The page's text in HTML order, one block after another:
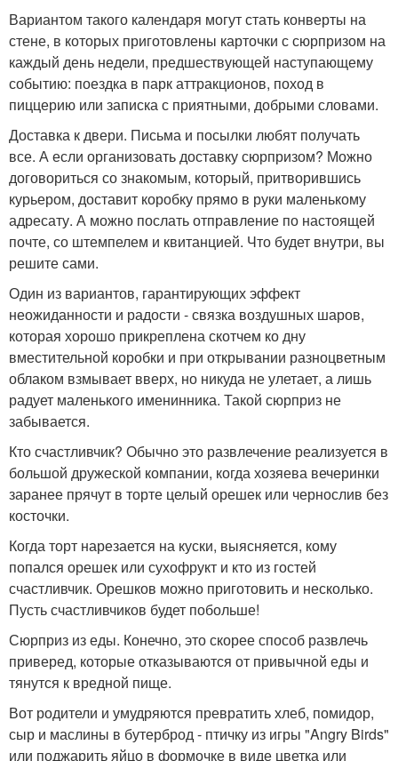
Вариантом такого календаря могут стать конверты на
стене, в которых приготовлены карточки с сюрпризом на
каждый день недели, предшествующей наступающему
событию: поездка в парк аттракционов, поход в
пиццерию или записка с приятными, добрыми словами.
Доставка к двери. Письма и посылки любят получать
все. А если организовать доставку сюрпризом? Можно
договориться со знакомым, который, притворившись
курьером, доставит коробку прямо в руки маленькому
адресату. А можно послать отправление по настоящей
почте, со штемпелем и квитанцией. Что будет внутри, вы
решите сами.
Один из вариантов, гарантирующих эффект
неожиданности и радости - связка воздушных шаров,
которая хорошо прикреплена скотчем ко дну
вместительной коробки и при открывании разноцветным
облаком взмывает вверх, но никуда не улетает, а лишь
радует маленького именинника. Такой сюрприз не
забывается.
Кто счастливчик? Обычно это развлечение реализуется в
большой дружеской компании, когда хозяева вечеринки
заранее прячут в торте целый орешек или чернослив без
косточки.
Когда торт нарезается на куски, выясняется, кому
попался орешек или сухофрукт и кто из гостей
счастливчик. Орешков можно приготовить и несколько.
Пусть счастливчиков будет побольше!
Сюрприз из еды. Конечно, это скорее способ развлечь
приверед, которые отказываются от привычной еды и
тянутся к вредной пище.
Вот родители и умудряются превратить хлеб, помидор,
сыр и маслины в бутерброд - птичку из игры "Angry Birds"
или поджарить яйцо в формочке в виде цветка или